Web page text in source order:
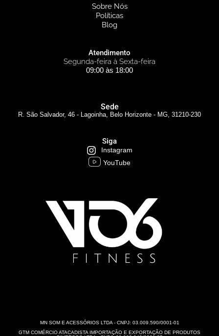
Sobre Nós
Políticas
Blog
Atendimento
Segunda-feira à Sexta-feira
09:00 às 18:00
Sede
R. São Salvador, 46 - Lagoinha, Belo Horizonte - MG, 31210-230
Siga
Instagram
YouTube
MN SOM E ACESSÓRIOS LTDA - CNPJ: 03.009.590/0001-01
GTM COMÉRCIO ATACADISTA IMPORTAÇÃO E EXPORTAÇÃO DE PRODUTOS